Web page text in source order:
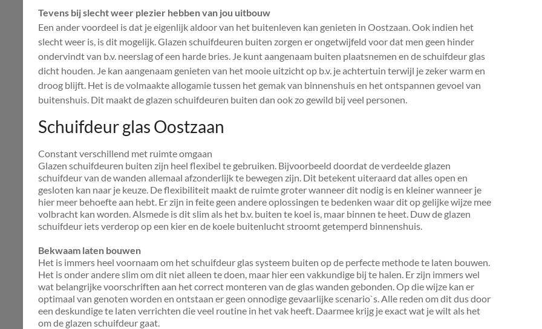
Tevens bij slecht weer plezier hebben van jou uitbouw
Een ander voordeel is dat je eigenlijk aldoor van het buitenleven kan genieten in Oostzaan. Ook indien het
slecht weer is, is dit mogelijk. Glazen schuifdeuren buiten zorgen er ongetwijfeld voor dat men geen hinder
ondervindt van b.v. neerslag of een harde bries. Je kunt aangenaam buiten plaatsnemen en de schuifdeur glas
dicht houden. Je kan aangenaam genieten van het mooie uitzicht op b.v. je achtertuin terwijl je zeker warm en
droog blijft. Het is de volmaakte allogamie tussen het gemak van binnenshuis en het ontspannen gevoel van
buitenshuis. Dit maakt de glazen schuifdeuren buiten dan ook zo gewild bij veel personen.
Schuifdeur glas Oostzaan
Constant verschillend met ruimte omgaan
Glazen schuifdeuren buiten zijn heel flexibel te gebruiken. Bijvoorbeeld doordat de verdeelde glazen
schuifdeur van de wanden allemaal afzonderlijk te bewegen zijn. Dit betekent uiteraard dat alles open en
gesloten kan naar je keuze. De flexibiliteit maakt de ruimte groter wanneer dit nodig is en kleiner wanneer je
hier meer behoefte aan hebt. Er zijn in feite geen andere oplossingen te bedenken waar dit op gelijke wijze mee
volbracht kan worden. Alsmede is dit slim als het b.v. buiten te koel is, maar binnen te heet. Duw de glazen
schuifdeur iets verderop op een kier en de koele buitenlucht stroomt getemperd binnenshuis.
Bekwaam laten bouwen
Het is immers heel voornaam om het schuifdeur glas systeem buiten op de perfecte methode te laten bouwen.
Het is onder andere slim om dit niet alleen te doen, maar hier een vakkundige bij te halen. Er zijn immers wel
wat belangrijke voorschriften aan het correct monteren van de glas wanden gebonden. Op die wijze kan er
optimaal van genoten worden en ontstaan er geen onnodige gevaarlijke scenario`s. Alle reden om dit dus door
een deskundige te laten verrichten die veel routine in het vak heeft. Daarmee krijg je exact wat je wilt als het
om de glazen schuifdeur gaat.